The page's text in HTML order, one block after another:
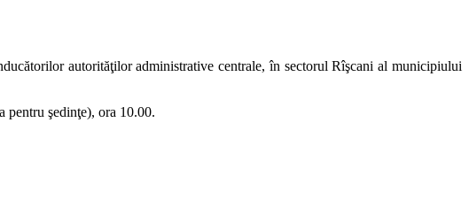
autorităţilor administrative centrale, în sectorul Rîşcani al municipiului
pentru şedinţe), ora 10.00.